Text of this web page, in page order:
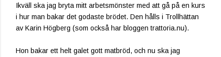
Ikväll ska jag bryta mitt arbetsmönster med att gå på en kurs
i hur man bakar det godaste brödet. Den hålls i Trollhättan
av Karin Högberg (som också har bloggen trattoria.nu).
Hon bakar ett helt galet gott matbröd, och nu ska jag